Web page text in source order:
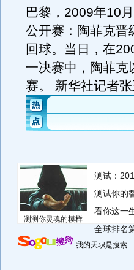
巴黎，2009年10
公开赛：陶菲克晋
回球。当日，在
一决赛中，陶菲克
赛。 新华社记者
测测你灵魂的模样
测试：
测试你的
看你这一
全球排名
我的天职是搜索